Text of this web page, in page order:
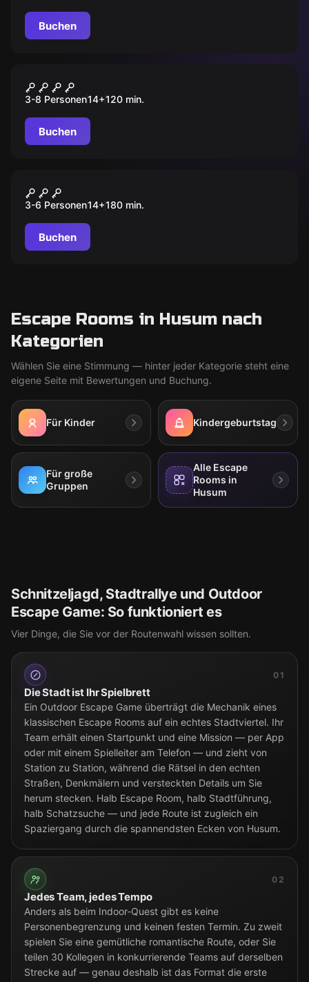
Buchen
Crime Academy
3-8 Personen14+120 min.
Buchen
DER FALL BERGMANN
3-6 Personen14+180 min.
Buchen
Escape Rooms in Husum nach
Kategorien
Wählen Sie eine Stimmung — hinter jeder Kategorie steht eine
eigene Seite mit Bewertungen und Buchung.
Für Kinder Kindergeburtstag
Für große
Gruppen
Alle Escape
Rooms in
Husum
Schnitzeljagd, Stadtrallye und Outdoor
Escape Game: So funktioniert es
Vier Dinge, die Sie vor der Routenwahl wissen sollten.
01
Die Stadt ist Ihr Spielbrett
Ein Outdoor Escape Game überträgt die Mechanik eines
klassischen Escape Rooms auf ein echtes Stadtviertel. Ihr
Team erhält einen Startpunkt und eine Mission — per App
oder mit einem Spielleiter am Telefon — und zieht von
Station zu Station, während die Rätsel in den echten
Straßen, Denkmälern und versteckten Details um Sie
herum stecken. Halb Escape Room, halb Stadtführung,
halb Schatzsuche — und jede Route ist zugleich ein
Spaziergang durch die spannendsten Ecken von Husum.
02
Jedes Team, jedes Tempo
Anders als beim Indoor-Quest gibt es keine
Personenbegrenzung und keinen festen Termin. Zu zweit
spielen Sie eine gemütliche romantische Route, oder Sie
teilen 30 Kollegen in konkurrierende Teams auf derselben
Strecke auf — genau deshalb ist das Format die erste